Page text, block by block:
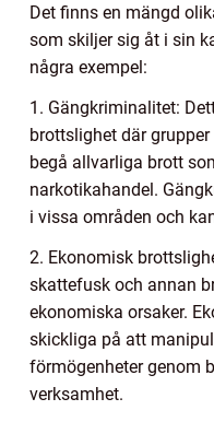
Det finns en mängd
som skiljer sig åt i sin
några exempel:
1. Gängkriminalitet:
brottslighet där
begå allvarliga brott
narkotikahandel.
i vissa områden och
2. Ekonomisk
skattefusk och annan
ekonomiska orsaker.
skickliga på att
förmögenheter genom
verksamhet.